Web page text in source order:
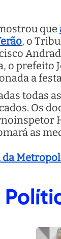
que
, o
o prefeito
a
todas
Os
as